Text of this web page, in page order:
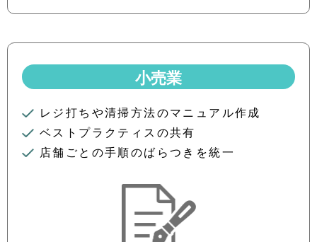
小売業
レジ打ちや清掃方法のマニュアル作成
ベストプラクティスの共有
店舗ごとの手順のばらつきを統一